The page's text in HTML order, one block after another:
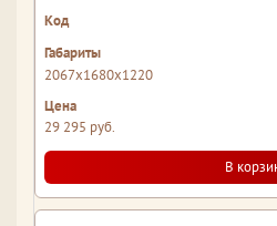
2067x1680x1220
29 295 руб.
В